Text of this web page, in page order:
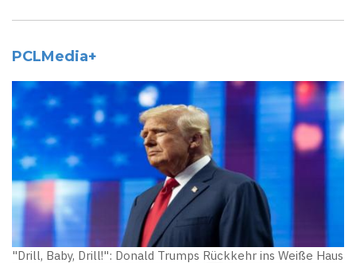
PCLMedia+
"Drill, Baby, Drill!": Donald Trumps Rückkehr ins Weiße Haus